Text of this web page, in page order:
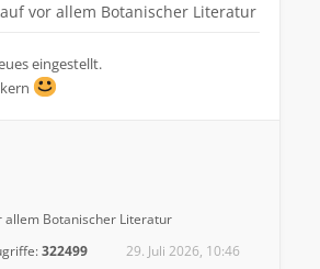
vor allem Botanischer Literatur
eingestellt.
allem Botanischer Literatur
322499
29. Juli 2026, 10:46